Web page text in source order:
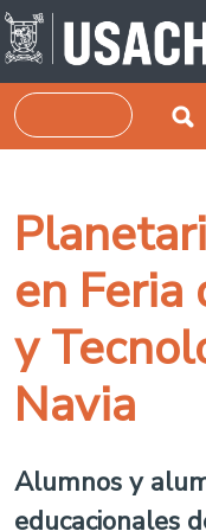
Skip to main content
Search
en Feria
y
Navia
Alumnos y
educacionales